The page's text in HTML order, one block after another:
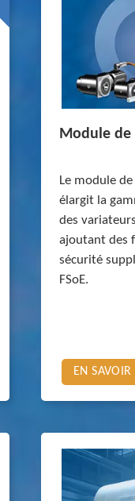
Module de
Le module
élargit la
des
ajoutant des
sécurité
FSoE.
EN SAVOIR